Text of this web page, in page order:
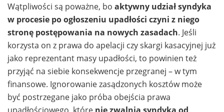
Wątpliwości są poważne, bo aktywny udział syndyka
w procesie po ogłoszeniu upadłości czyni z niego
stronę postępowania na nowych zasadach. Jeśli
korzysta on z prawa do apelacji czy skargi kasacyjnej już
jako reprezentant masy upadłości, to powinien też
przyjąć na siebie konsekwencje przegranej – w tym
finansowe. Ignorowanie zasądzonych kosztów może
być postrzegane jako próba obejścia prawa